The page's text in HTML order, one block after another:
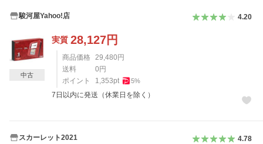
駿河屋Yahoo!店 4.20
実質 28,127円
商品価格 29,480 円
送料
0 円
ポイント
1,353pt 5%
7日以内に発送（休業日を除く）
中古
スカーレット2021 4.78